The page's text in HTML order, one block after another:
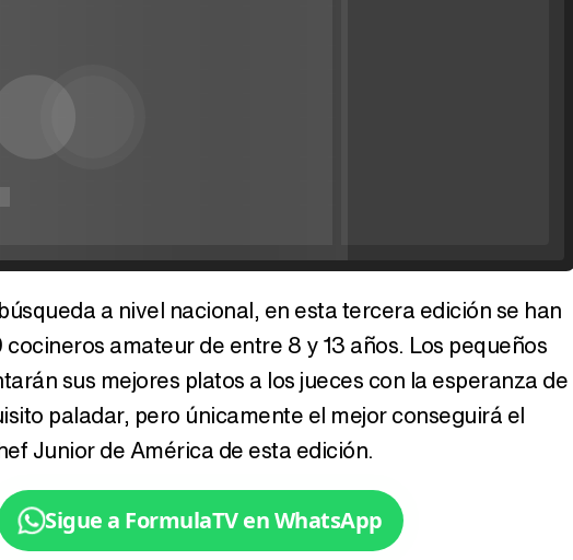
Tráiler de '33 días', la nueva serie de Atresplayer con Julián Villagrán y José Manuel Poga
a nivel nacional, en esta tercera edición se han
amateur de entre 8 y 13 años. Los pequeños
sus mejores platos a los jueces con la esperanza de
paladar, pero únicamente el mejor conseguirá el
Junior de América de esta edición.
Sigue a FormulaTV en WhatsApp